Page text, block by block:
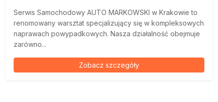
Serwis Samochodowy AUTO MARKOWSKI w Krakowie to
renomowany warsztat specjalizujący się w kompleksowych
naprawach powypadkowych. Nasza działalność obejmuje
zarówno...
Zobacz szczegóły